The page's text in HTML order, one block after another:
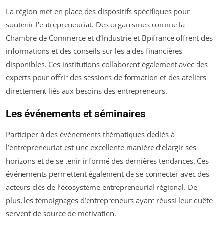
La région met en place des dispositifs spécifiques pour
soutenir l’entrepreneuriat. Des organismes comme la
Chambre de Commerce et d’Industrie et Bpifrance offrent des
informations et des conseils sur les aides financières
disponibles. Ces institutions collaborent également avec des
experts pour offrir des sessions de formation et des ateliers
directement liés aux besoins des entrepreneurs.
Les événements et séminaires
Participer à des événements thématiques dédiés à
l’entrepreneuriat est une excellente manière d’élargir ses
horizons et de se tenir informé des dernières tendances. Ces
événements permettent également de se connecter avec des
acteurs clés de l’écosystème entrepreneurial régional. De
plus, les témoignages d’entrepreneurs ayant réussi leur quête
servent de source de motivation.